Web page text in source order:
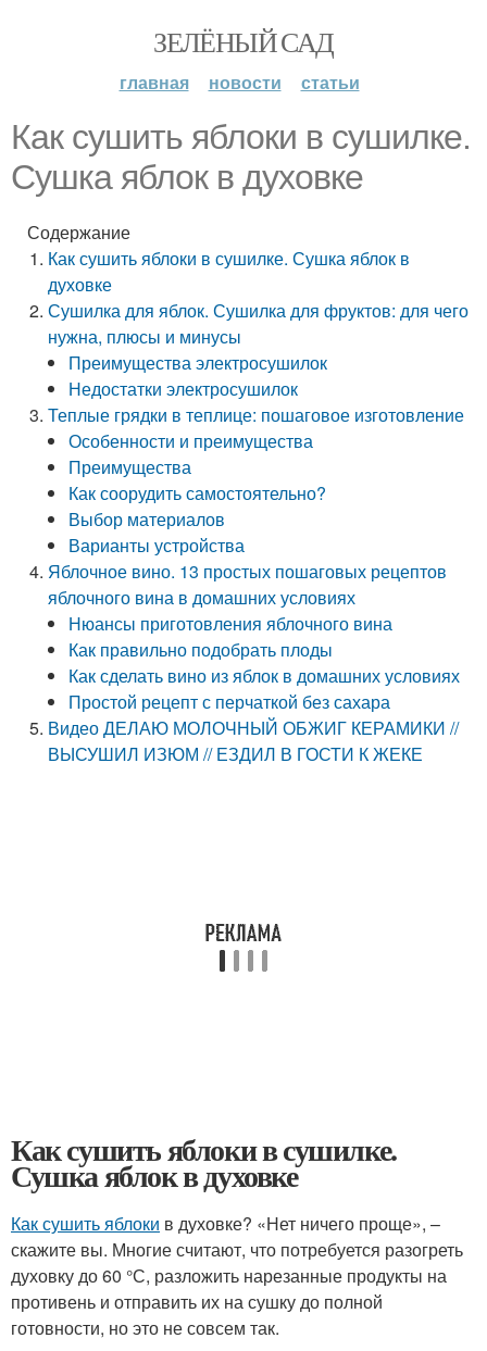
ЗЕЛЁНЫЙ САД
главная новости статьи
Как сушить яблоки в сушилке.
Сушка яблок в духовке
Содержание
Как сушить яблоки в сушилке. Сушка яблок в
духовке
Сушилка для яблок. Сушилка для фруктов: для чего
нужна, плюсы и минусы
Преимущества электросушилок
Недостатки электросушилок
Теплые грядки в теплице: пошаговое изготовление
Особенности и преимущества
Преимущества
Как соорудить самостоятельно?
Выбор материалов
Варианты устройства
Яблочное вино. 13 простых пошаговых рецептов
яблочного вина в домашних условиях
Нюансы приготовления яблочного вина
Как правильно подобрать плоды
Как сделать вино из яблок в домашних условиях
Простой рецепт с перчаткой без сахара
Видео ДЕЛАЮ МОЛОЧНЫЙ ОБЖИГ КЕРАМИКИ //
ВЫСУШИЛ ИЗЮМ // ЕЗДИЛ В ГОСТИ К ЖЕКЕ
Как сушить яблоки в сушилке.
Сушка яблок в духовке
Как сушить яблоки в духовке? «Нет ничего проще», –
скажите вы. Многие считают, что потребуется разогреть
духовку до 60 °С, разложить нарезанные продукты на
противень и отправить их на сушку до полной
готовности, но это не совсем так.